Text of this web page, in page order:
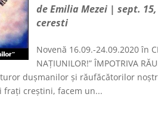
deEmilia Mezei |sept.
ceresti
Novenă 16.09.-24.09.2020 în
NAȚIUNILOR!” ÎMPOTRIVA
dușmanilor și răufăcătorilor
frați creștini, facem un...